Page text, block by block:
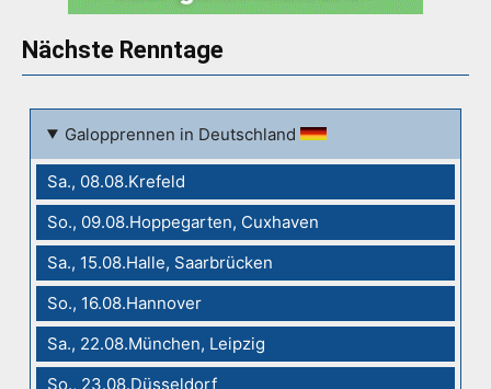
Nächste Renntage
Galopprennen in Deutschland
Sa., 08.08.Krefeld
So., 09.08.Hoppegarten, Cuxhaven
Sa., 15.08.Halle, Saarbrücken
So., 16.08.Hannover
Sa., 22.08.München, Leipzig
So., 23.08.Düsseldorf